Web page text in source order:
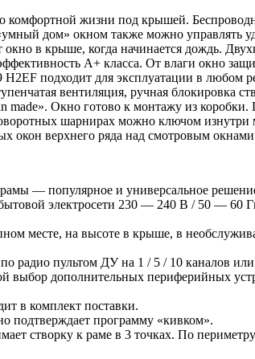
комфортной жизни под крышей.
дом» окном также можно
в крыше, когда начинается дождь.
А+ класса. От влаги окно
подходит для эксплуатации в любом
вентиляция, ручная
Окно готово к монтажу из
шарнирах можно ключом
окон верхнего ряда над смотровым
— популярное и универсальное
электросети 230 — 240 В / 50 — 60
месте, на высоте в крыше, в
радио пультом ДУ на 1 / 5 / 10 каналов
выбор дополнительных периферийных
в комплект поставки.
подтверждает программу «кивком».
створку к раме в 3 точках. По